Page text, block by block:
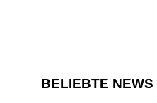
BELIEBTE NEWS